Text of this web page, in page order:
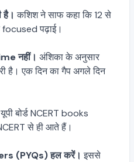
है। कशिश ने साफ कहा कि 12 से
पढ़ाई।
नहीं। अंशिका के अनुसार
है। एक दिन का गैप अगले दिन
यूपी बोर्ड NCERT books
से ही आते हैं।
(PYQs) हल करें। इससे